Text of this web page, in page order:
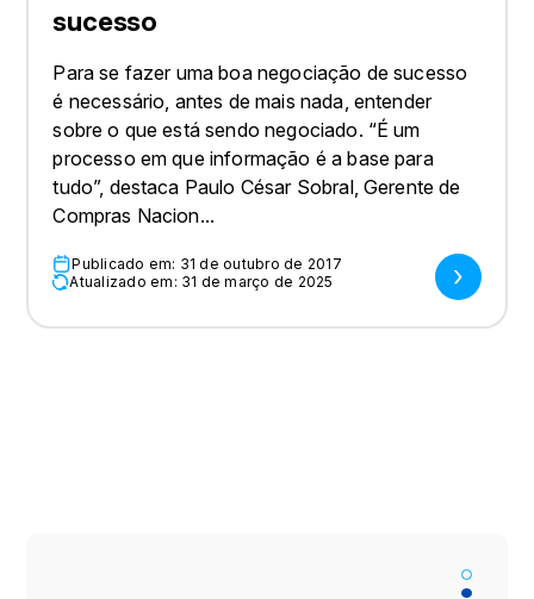
sucesso
Para se fazer uma boa negociação de sucesso
é necessário, antes de mais nada, entender
sobre o que está sendo negociado. “É um
processo em que informação é a base para
tudo”, destaca Paulo César Sobral, Gerente de
Compras Nacion...
Publicado em: 31 de outubro de 2017
Atualizado em: 31 de março de 2025